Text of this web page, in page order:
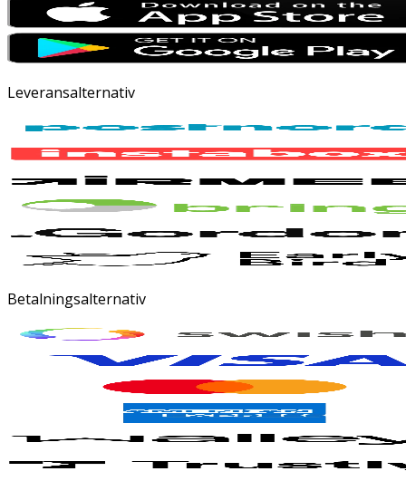
Leveransalternativ
Betalningsalternativ